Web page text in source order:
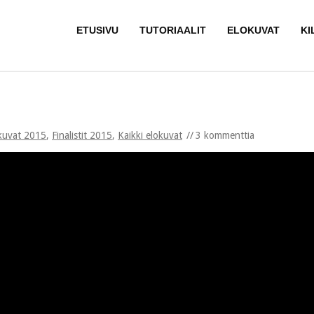
ETUSIVU TUTORIAALIT ELOKUVAT
2015, Finalistit 2015, Kaikki elokuvat 3 kommenttia